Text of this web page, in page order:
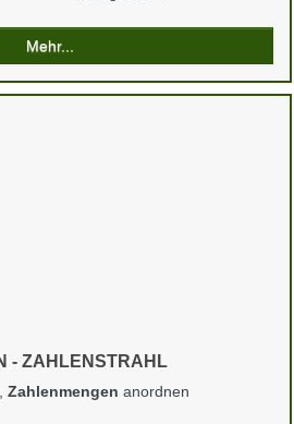
Mehr...
- ZAHLENSTRAHL
Zahlenmengen anordnen